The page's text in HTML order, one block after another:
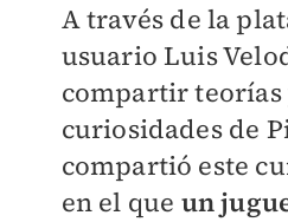
A través de la
usuario Luis
compartir teorías
curiosidades de
compartió este
en el que un